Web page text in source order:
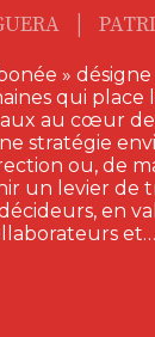
|
»
qui place
au cœur de
stratégie
ou, de
un levier de
en
et…